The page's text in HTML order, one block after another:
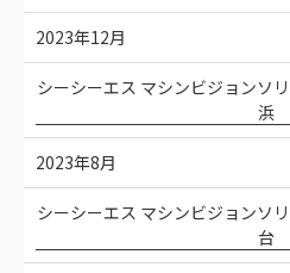
2023年12月
シーシーエス マシンビジョンソ
浜
2023年8月
シーシーエス マシンビジョンソ
台